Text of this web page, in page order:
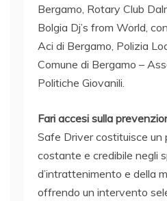
Bergamo, Rotary Club
Bolgia Dj’s from World,
Aci di Bergamo, Polizia
Comune di Bergamo –
Politiche Giovanili.
Fari accesi sulla
Safe Driver costituisce un
costante e credibile negli
d’intrattenimento e della
offrendo un intervento